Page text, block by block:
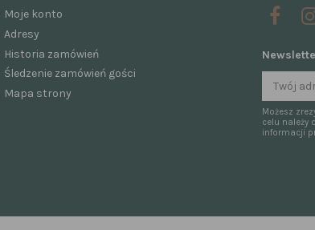
Moje konto
Adresy
Historia zamówień
Śledzenie zamówień gości
Mapa strony
Możesz
celu należy
informacji